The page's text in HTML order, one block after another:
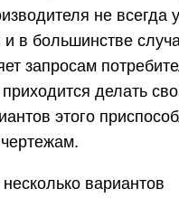
не всегда
в большинстве
запросам
приходится делать
этого
вариантов